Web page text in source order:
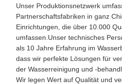
Unser Produktionsnetzwerk
Partnerschaftsfabriken in ganz
Einrichtungen, die über 10.000
umfassen.Unser technisches
als 10 Jahre Erfahrung im
dass wir perfekte Lösungen für
der Wasserreinigung und -
Wir legen Wert auf Qualität und